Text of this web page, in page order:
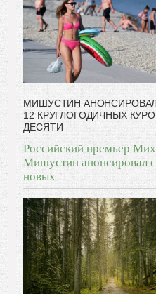
МИШУСТИН
12 КРУГЛОГОДИЧНЫХ
ДЕСЯТИ
Российский премьер
Мишустин анонсировал
новых